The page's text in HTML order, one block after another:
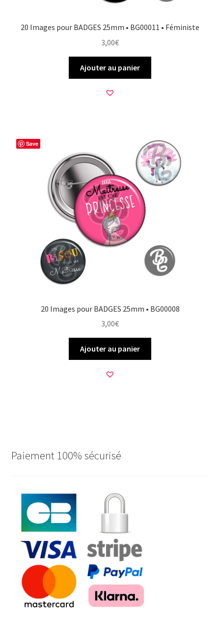
20 Images pour BADGES 25mm • BG00011 • Féministe
3,00€
Ajouter au panier
Save
20 Images pour BADGES 25mm • BG00008
3,00€
Ajouter au panier
Paiement 100% sécurisé